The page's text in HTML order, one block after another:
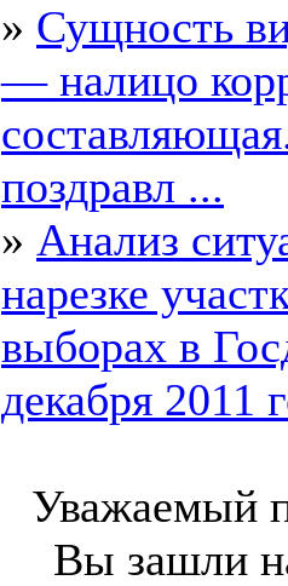
» Сущность
— налицо
поздравл ...
» Анализ
нарезке
выборах в
декабря 2011
Уважаемый
Вы зашли